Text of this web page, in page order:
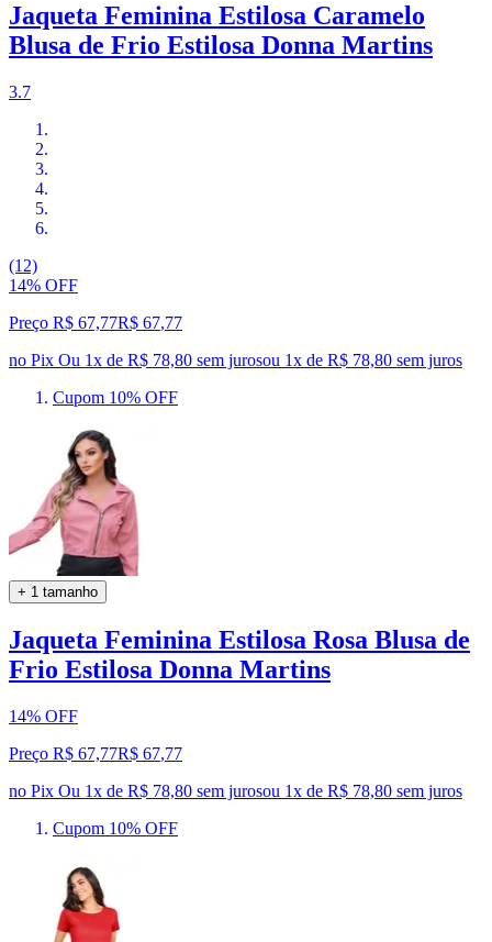
Jaqueta Feminina Estilosa Caramelo
Blusa de Frio Estilosa Donna Martins
3.7
(12)
14% OFF
Preço R$ 67,77R$ 67,77
no Pix Ou 1x de R$ 78,80 sem jurosou 1x de R$ 78,80 sem juros
Cupom 10% OFF
+ 1 tamanho
Jaqueta Feminina Estilosa Rosa Blusa de
Frio Estilosa Donna Martins
14% OFF
Preço R$ 67,77R$ 67,77
no Pix Ou 1x de R$ 78,80 sem jurosou 1x de R$ 78,80 sem juros
Cupom 10% OFF